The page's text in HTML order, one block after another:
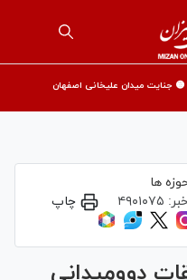
🟡 جنایت میدان علیخانی اصفهان
ها
۴۹۰۱۰۷۵ چاپ
دوومیدانی